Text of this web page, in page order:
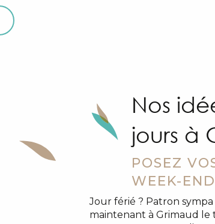
Nos
jours à
POSEZ
WEEK-END
Jour férié ? Patron
maintenant à Grimaud le